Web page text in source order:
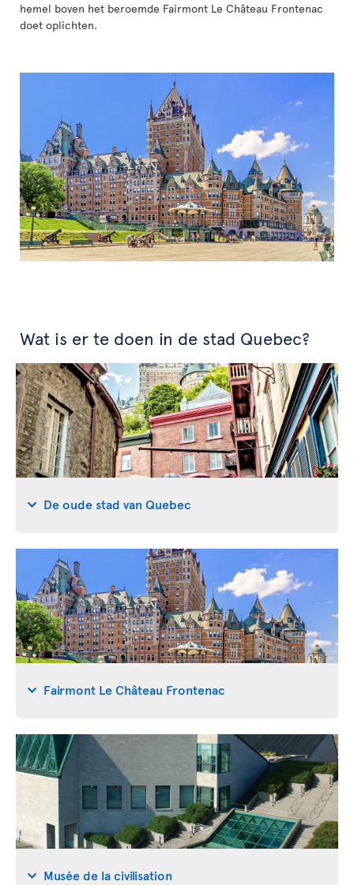
hemel boven het beroemde Fairmont Le Château Frontenac
doet oplichten.
Wat is er te doen in de stad Quebec?
De oude stad van Quebec
Fairmont Le Château Frontenac
Musée de la civilisation